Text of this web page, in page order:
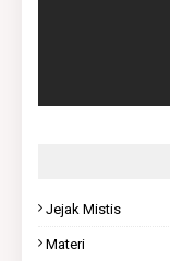
Jejak Mistis
Materi